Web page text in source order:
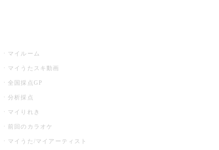
マイルーム
マイうたスキ動画
全国採点GP
分析採点
マイりれき
前回のカラオケ
マイうた/マイアーティスト